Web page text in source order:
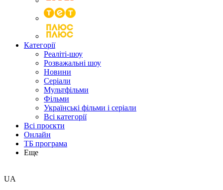
Категорії
Реаліті-шоу
Розважальні шоу
Новини
Серіали
Мультфільми
Фільми
Українські фільми і серіали
Всі категорії
Всі проєкти
Онлайн
ТБ програма
Еще
UA